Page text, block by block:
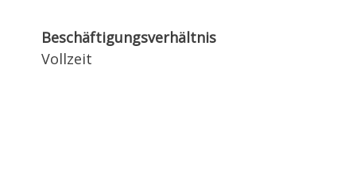
Beschäftigungsverhältnis
Vollzeit